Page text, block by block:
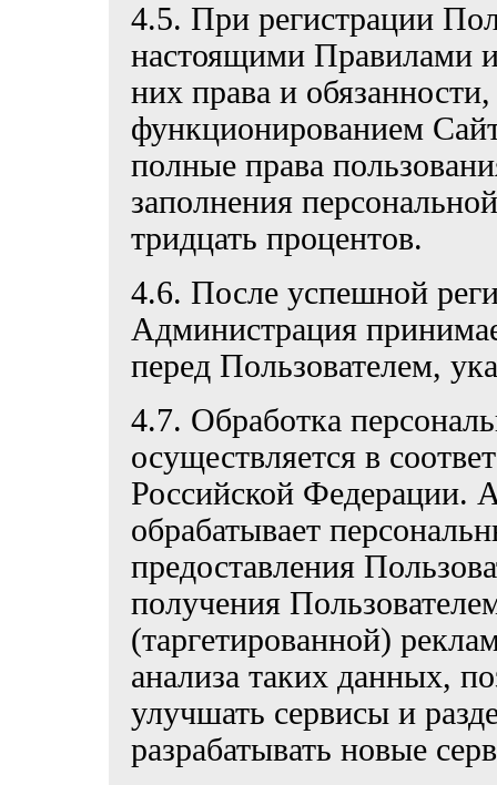
4.5. При регистрации
настоящими Правилами
них права и
функционированием
полные права
заполнения
тридцать процентов.
4.6. После успешной
Администрация
перед Пользователем,
4.7. Обработка
осуществляется в
Российской Федерации.
обрабатывает
предоставления
получения
(таргетированной)
анализа таких данных,
улучшать сервисы и
разрабатывать новые